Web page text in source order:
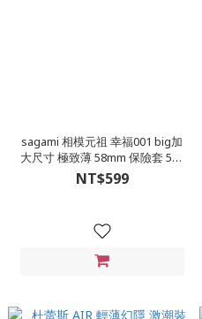
sagami 相模元祖 幸福001 big加
大尺寸 極致薄 58mm 保險套 5片
裝
NT$599